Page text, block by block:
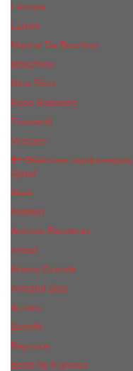
Lacoste
Lanvin
Marina De Bourbon
Moschino
Nina Ricci
Paco Rabanne
Trussardi
Versace
Женская парфюмерия
Ajmal
Alaia
Annifen
Antonio Banderas
Armaf
Ariana Grande
Armand Basi
Azzaro
Benefit
Beyonce
Bond № 9 unisex